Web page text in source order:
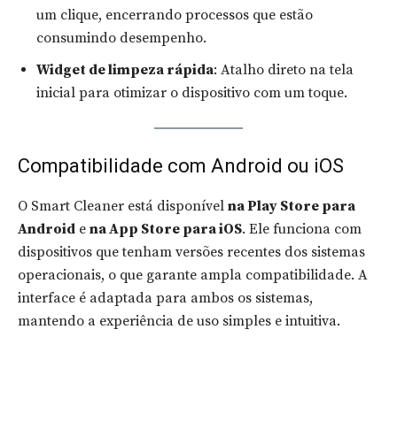
um clique, encerrando processos que estão
consumindo desempenho.
Widget de limpeza rápida: Atalho direto na tela
inicial para otimizar o dispositivo com um toque.
Compatibilidade com Android ou iOS
O Smart Cleaner está disponível na Play Store para
Android e na App Store para iOS. Ele funciona com
dispositivos que tenham versões recentes dos sistemas
operacionais, o que garante ampla compatibilidade. A
interface é adaptada para ambos os sistemas,
mantendo a experiência de uso simples e intuitiva.